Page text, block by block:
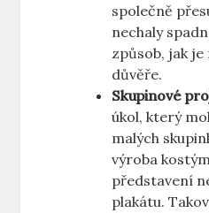
společně
nechaly
způsob, jak
důvěře.
Skupinové
úkol, který
malých
výroba
představení
plakátu.